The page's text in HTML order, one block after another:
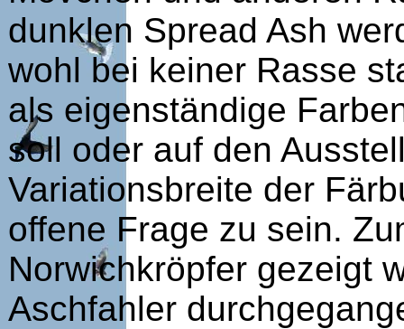
dunklen Spread Ash
wohl bei keiner Rasse
als eigenständige
soll oder auf den
Variationsbreite der
offene Frage zu sein.
Norwichkröpfer gezeigt
Aschfahler